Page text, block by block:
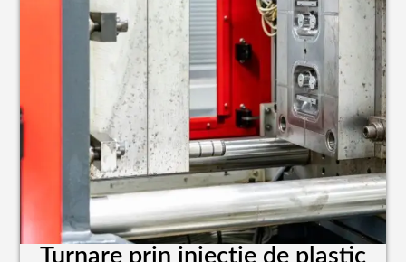
Turnare prin injecție de plastic